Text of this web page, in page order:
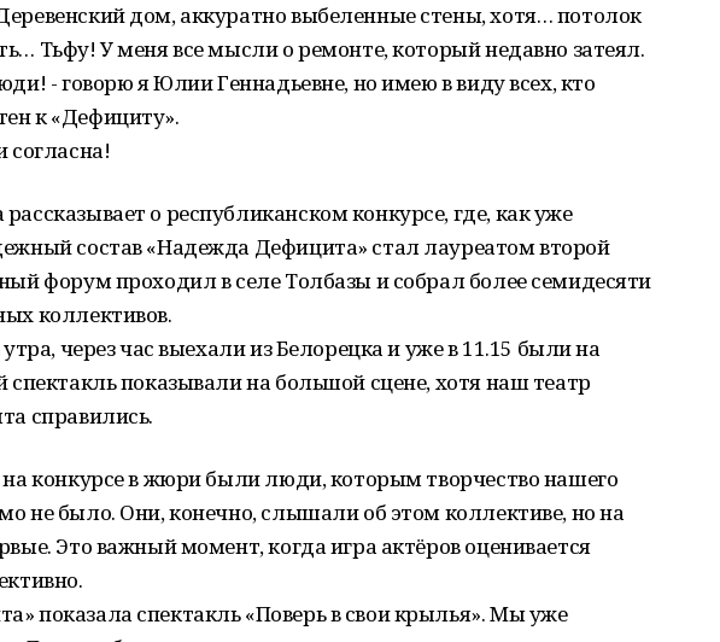
дом, аккуратно выбеленные стены, хотя… потолок
Тьфу! У меня все мысли о ремонте, который недавно затеял.
- говорю я Юлии Геннадьевне, но имею в виду всех, кто
к «Дефициту».
согласна!
о республиканском конкурсе, где, как уже
состав «Надежда Дефицита» стал лауреатом второй
форум проходил в селе Толбазы и собрал более семидесяти
коллективов.
через час выехали из Белорецка и уже в 11.15 были на
спектакль показывали на большой сцене, хотя наш театр
справились.
на конкурсе в жюри были люди, которым творчество нашего
не было. Они, конечно, слышали об этом коллективе, но на
Это важный момент, когда игра актёров оценивается
показала спектакль «Поверь в свои крылья». Мы уже